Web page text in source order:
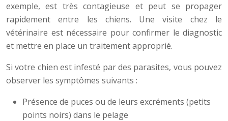
exemple, est très contagieuse et peut se propager
rapidement entre les chiens. Une visite chez le
vétérinaire est nécessaire pour confirmer le diagnostic
et mettre en place un traitement approprié.
Si votre chien est infesté par des parasites, vous pouvez
observer les symptômes suivants :
Présence de puces ou de leurs excréments (petits
points noirs) dans le pelage